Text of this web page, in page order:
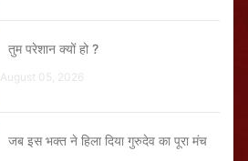
तुम परेशान क्यों हो ?
August 05, 2026
जब इस भक्त ने हिला दिया गुरुदेव का पूरा मंच